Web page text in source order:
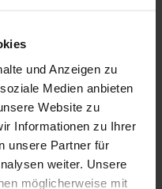
und Anzeigen zu
Medien anbieten
Website zu
Informationen zu Ihrer
unsere Partner für
weiter. Unsere
möglicherweise mit
(ÖBA)
Beratung